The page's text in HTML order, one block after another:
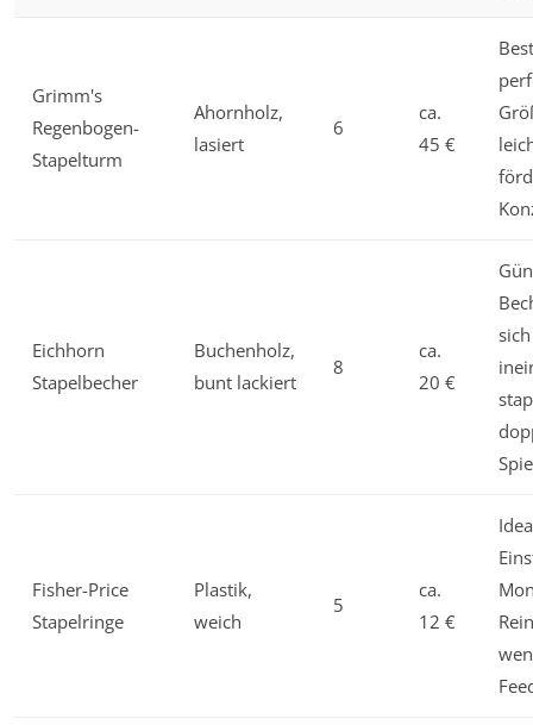
Grimm's
Regenbogen-
Stapelturm
Ahornholz,
lasiert
6
ca.
45 €
Eichhorn
Stapelbecher
Buchenholz,
bunt lackiert
8
ca.
20 €
Fisher-Price
Stapelringe
Plastik,
weich
5
ca.
12 €